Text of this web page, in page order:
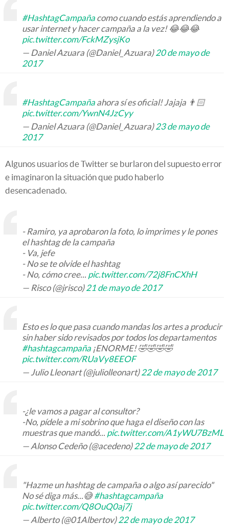
#HashtagCampaña como cuando estás aprendiendo a
usar internet y hacer campaña a la vez! 😂😂😂
pic.twitter.com/FckMZysjKo
— Daniel Azuara (@Daniel_Azuara)20 de mayo de
2017
#HashtagCampaña ahora sí es oficial! Jajaja 👨🏻
pic.twitter.com/YwnN4JzCyy
— Daniel Azuara (@Daniel_Azuara)23 de mayo de
2017
Algunos usuarios de Twitter se burlaron del supuesto error
e imaginaron la situación que pudo haberlo
desencadenado.
- Ramiro, ya aprobaron la foto, lo imprimes y le pones
el hashtag de la campaña
- Va, jefe
- No se te olvide el hashtag
- No, cómo cree... pic.twitter.com/72j8FnCXhH
— Risco (@jrisco)21 de mayo de 2017
Esto es lo que pasa cuando mandas los artes a producir
sin haber sido revisados por todos los departamentos
#hashtagcampaña ¡ENORME! 🤣🤣🤣🤣
pic.twitter.com/RUaVy8EEOF
— Julio Lleonart (@juliolleonart)22 de mayo de 2017
-¿le vamos a pagar al consultor?
-No, pídele a mi sobrino que haga el diseño con las
muestras que mandó... pic.twitter.com/A1yWU7BzML
— Alonso Cedeño (@acedeno)22 de mayo de 2017
"Hazme un hashtag de campaña o algo así parecido"
No sé diga más...😅 #hashtagcampaña
pic.twitter.com/Q8OuQ0aj7j
— Alberto (@01Albertov)22 de mayo de 2017